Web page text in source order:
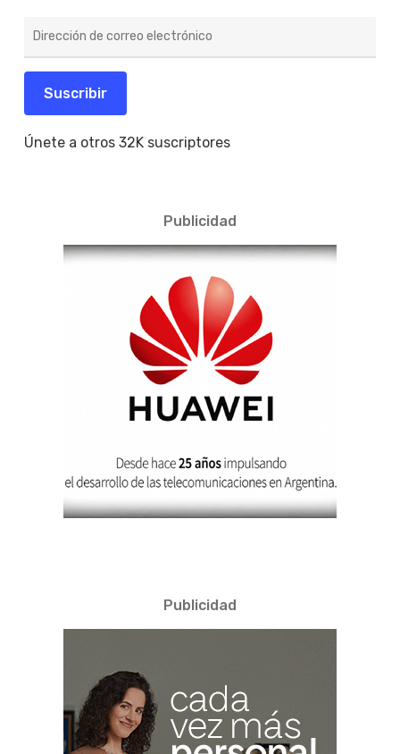
de
electrónico
Suscribir
Únete a otros 32K suscriptores
Publicidad
Publicidad